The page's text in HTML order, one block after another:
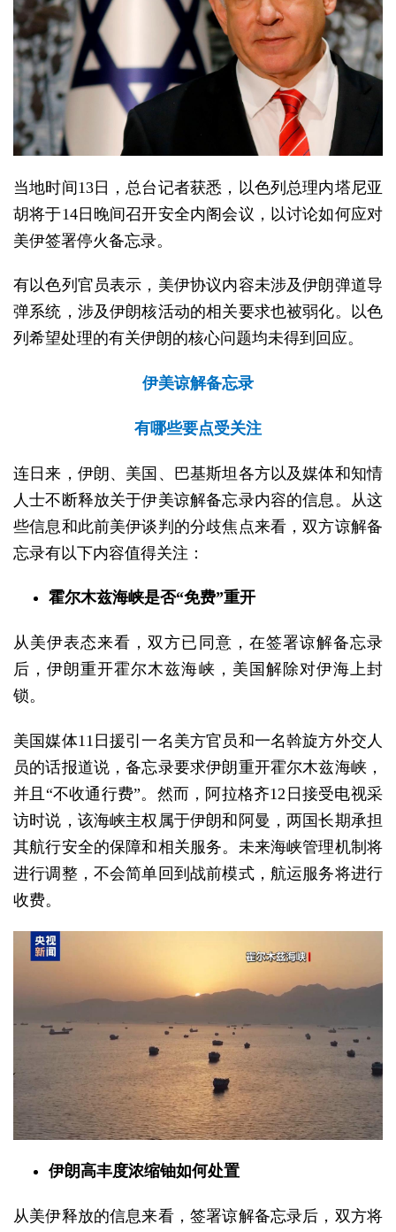
当地时间13日，总台记者获悉，以色列总理内塔尼亚
胡将于14日晚间召开安全内阁会议，以讨论如何应对
美伊签署停火备忘录。
有以色列官员表示，美伊协议内容未涉及伊朗弹道导
弹系统，涉及伊朗核活动的相关要求也被弱化。以色
列希望处理的有关伊朗的核心问题均未得到回应。
伊美谅解备忘录
有哪些要点受关注
连日来，伊朗、美国、巴基斯坦各方以及媒体和知情
人士不断释放关于伊美谅解备忘录内容的信息。从这
些信息和此前美伊谈判的分歧焦点来看，双方谅解备
忘录有以下内容值得关注：
霍尔木兹海峡是否“免费”重开
从美伊表态来看，双方已同意，在签署谅解备忘录
后，伊朗重开霍尔木兹海峡，美国解除对伊海上封
锁。
美国媒体11日援引一名美方官员和一名斡旋方外交人
员的话报道说，备忘录要求伊朗重开霍尔木兹海峡，
并且“不收通行费”。然而，阿拉格齐12日接受电视采
访时说，该海峡主权属于伊朗和阿曼，两国长期承担
其航行安全的保障和相关服务。未来海峡管理机制将
进行调整，不会简单回到战前模式，航运服务将进行
收费。
伊朗高丰度浓缩铀如何处置
从美伊释放的信息来看，签署谅解备忘录后，双方将